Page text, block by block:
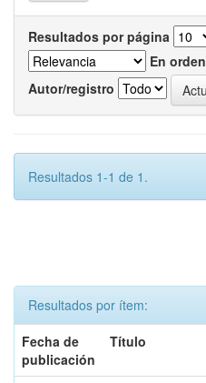
Resultados por página
En orden
Autor/registro
Resultados 1-1 de 1.
Resultados por ítem:
Fecha de
publicación
Título